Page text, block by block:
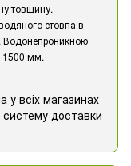
товщину.
стовпа в
Водонепроникною
1500 мм.
у всіх магазинах
доставки